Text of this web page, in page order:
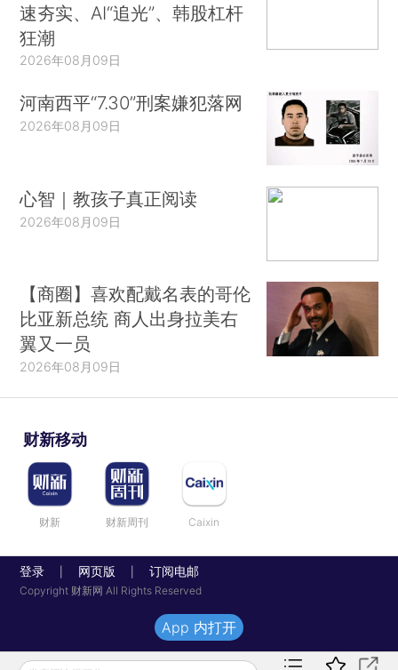
速夯实、AI“追光”、韩股杠杆
狂潮
2026年08月09日
河南西平“7.30”刑案嫌犯落网
2026年08月09日
心智｜教孩子真正阅读
2026年08月09日
【商圈】喜欢配戴名表的哥伦
比亚新总统 商人出身拉美右
翼又一员
2026年08月09日
财新移动
财新 财新周刊 Caixin
登录 网页版 订阅电邮
Copyright 财新网 All Rights Reserved
App 内打开